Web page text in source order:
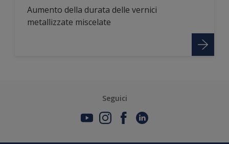
Aumento della durata delle vernici
metallizzate miscelate
Seguici